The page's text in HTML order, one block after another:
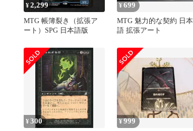
¥2,299
MTG 帳簿裂き（拡張ア
ート）SPG 日本語版
¥699
MTG 魅力的な契約 日本
語 拡張アート
¥300 ¥999